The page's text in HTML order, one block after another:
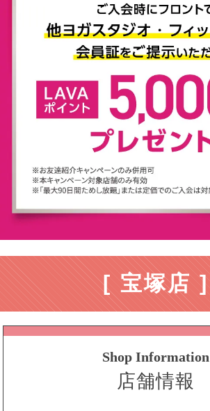
[ 宝塚店 ]
Shop Information
店舗情報